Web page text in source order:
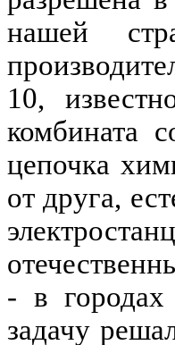
нашей
10,
комбината
цепочка
от друга,
- в
задачу